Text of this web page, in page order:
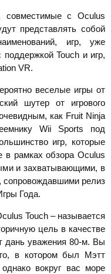
с Oculus
представлять собой
игр, уже
Touch и игр,
VR.
веселые игры от
шутер от игрового
как Fruit Ninja
Wii Sports под
игр, которые
рамках обзора Oculus
и захватывающими, в
сопровождавшими релиз
Года.
Touch – называется
цель в качестве
дань уважения 80-м. Вы
в котором был Мэтт
вокруг вас море